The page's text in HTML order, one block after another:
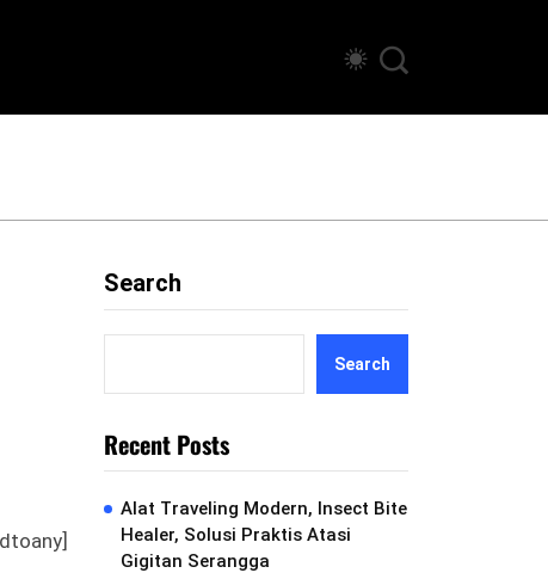
Search
Search
Recent Posts
Alat Traveling Modern, Insect Bite
Healer, Solusi Praktis Atasi
Gigitan Serangga